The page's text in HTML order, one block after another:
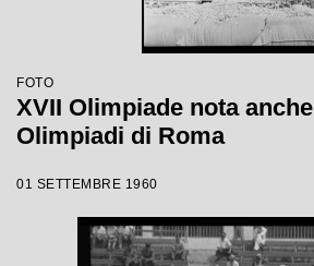
FOTO
XVII Olimpiade nota
Olimpiadi di Roma
01 SETTEMBRE 1960